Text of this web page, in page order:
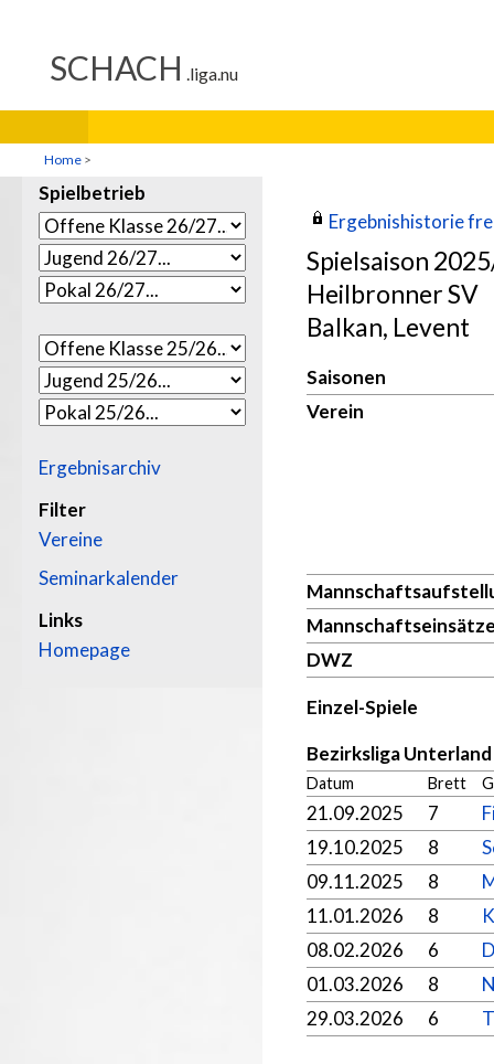
Home >
Spielbetrieb
Ergebnisarchiv
Filter
Vereine
Seminarkalender
Links
Homepage
Ergebnishistorie
Spielsaison
Heilbronner SV
Balkan, Levent
Saisonen
Verein
DWZ
Einzel-Spiele
Bezirksliga
Datum Brett
21.09.2025 7
19.10.2025
8
09.11.2025
8
11.01.2026
8
08.02.2026
6
01.03.2026
8
29.03.2026
6